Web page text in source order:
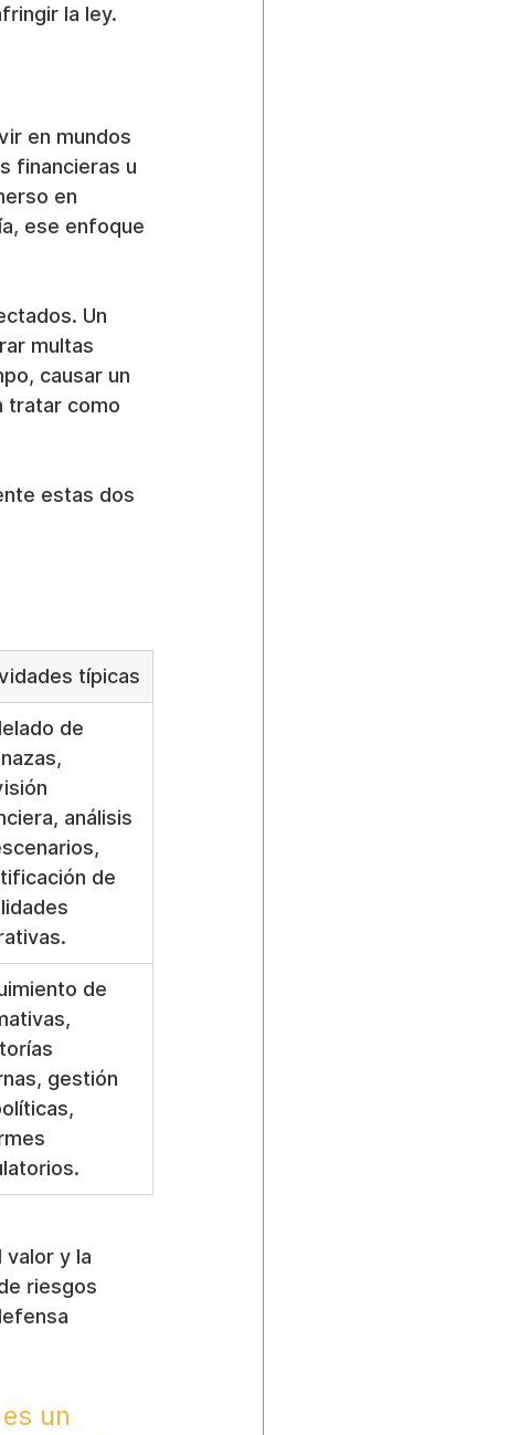
la ley.
en mundos
financieras u
en
ese enfoque
Un
multas
causar un
tratar como
estas dos
típicas
de
análisis
de
de
gestión
y la
riesgos
un